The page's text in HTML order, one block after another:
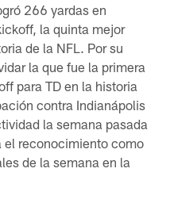
266 yardas en
la quinta mejor
de la NFL. Por su
la que fue la primera
para TD en la historia
contra Indianápolis
la semana pasada
el reconocimiento como
de la semana en la